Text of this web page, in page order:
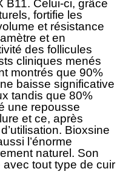
B11. Celui-ci, grâce
fortifie les
et résistance
et en
des follicules
cliniques menés
montrés que 90%
baisse significative
tandis que 80%
une repousse
et ce, après
Bioxsine
l’énorme
naturel. Son
tout type de cuir